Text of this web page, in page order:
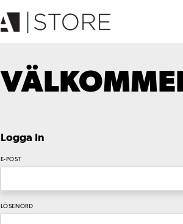
Logga In
E-POST
LÖSENORD